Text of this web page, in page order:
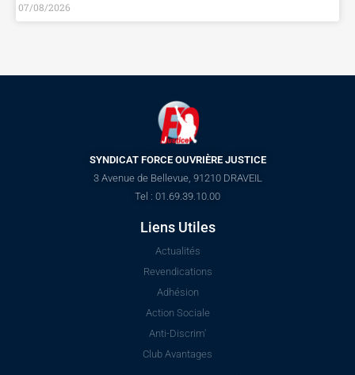
07/08/2026
SYNDICAT FORCE OUVRIÈRE JUSTICE
3 Avenue de Bellevue, 91210 DRAVEIL
Tel : 01.69.39.10.00
Liens Utiles
Actualités
Revendications
Adhésion
Action Sociale
Anti-Discrim'
Club Avantages